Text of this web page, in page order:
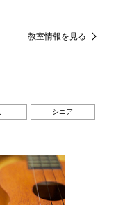
教室情報を見る
シニア